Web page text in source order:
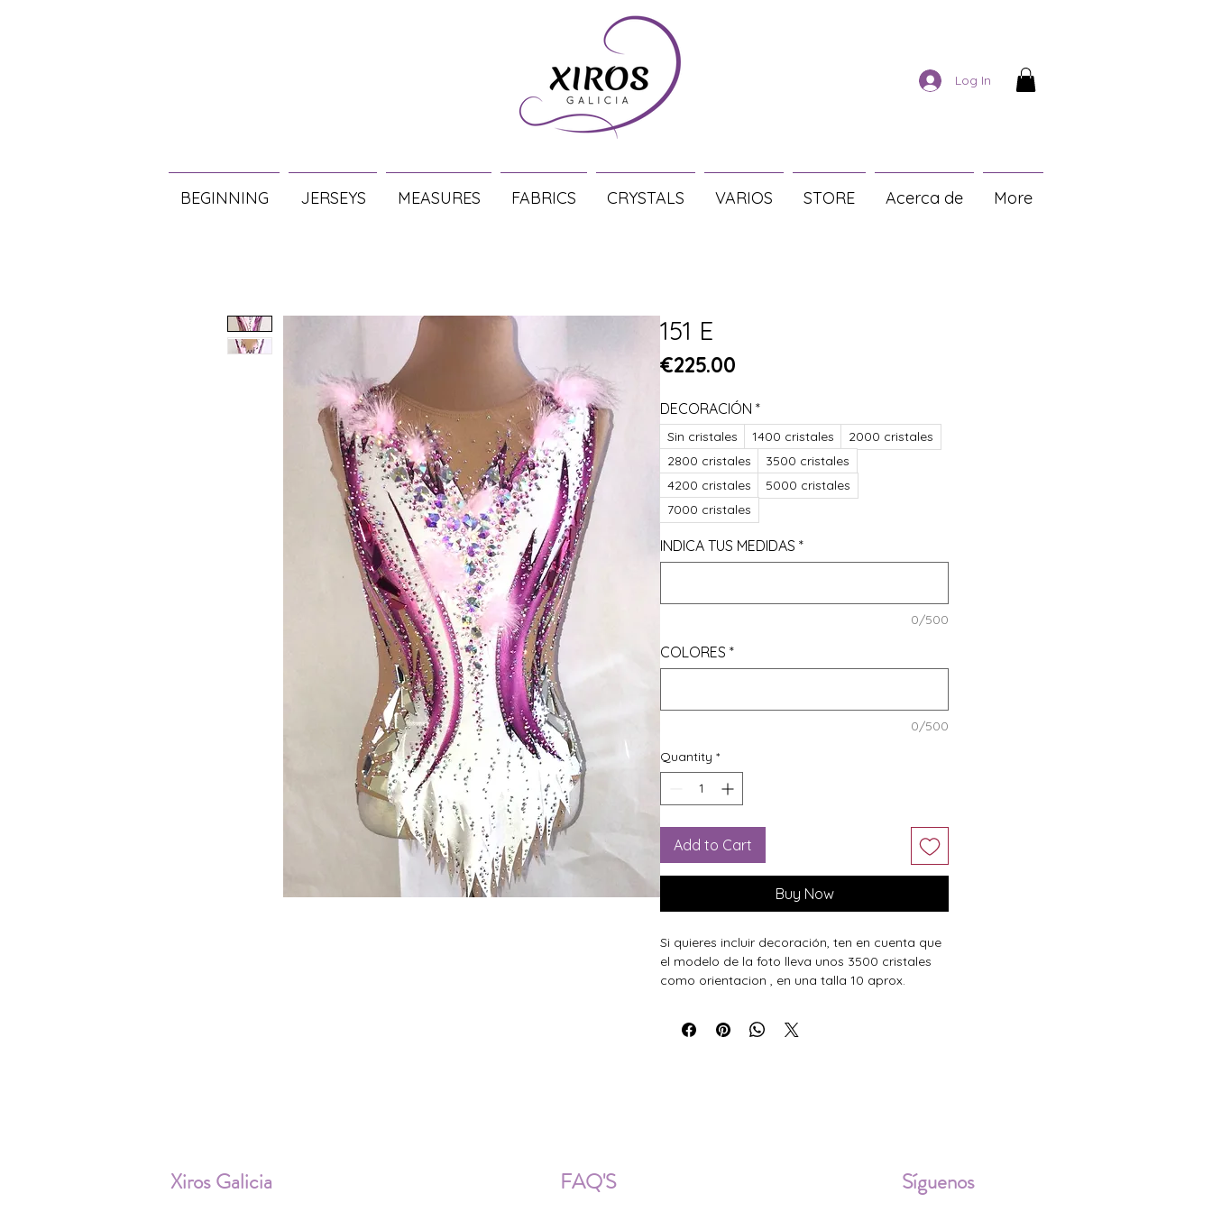
Log In
BEGINNING JERSEYS MEASURES FABRICS CRYSTALS VARIOS STORE Acerca de More
151 E
€225.00
DECORACIÓN *
Sin cristales 1400 cristales
2000 cristales
2800 cristales
3500 cristales
4200 cristales
5000 cristales
7000 cristales
INDICA TUS MEDIDAS *
0/500
COLORES *
0/500
Quantity *
Add to Cart
Buy Now
Si quieres incluir decoración, ten en cuenta que
el modelo de la foto lleva unos 3500 cristales
como orientacion , en una talla 10 aprox.
Xiros Galicia FAQ'S Síguenos